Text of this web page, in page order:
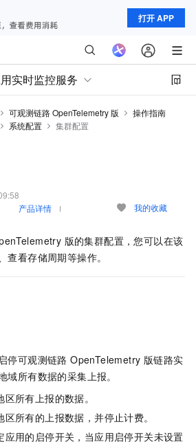
打开 APP
实时监控服务
可观测链路 OpenTelemetry 版
操作指南
系统配置 集群配置
产品详情 我的收藏
版的集群配置，您可以在该
看存储周期等操作。
停可观测链路 OpenTelemetry 版链路实
所有数据的采集上报。
所有上报的数据。
所有的上报数据，并停止计费。
应用的启停开关，当应用启停开关未设置